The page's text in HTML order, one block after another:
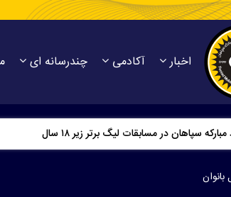
اخبار آکادمی چندرسانه ای
دختران طلای سپاهان در اردوی تیم ملی هندبال
بانوان